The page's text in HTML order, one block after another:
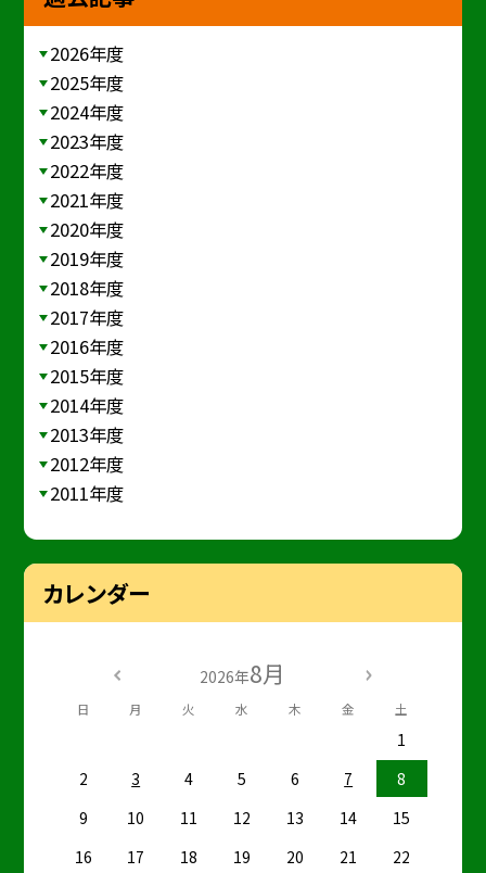
2026年度
2025年度
2024年度
2023年度
2022年度
2021年度
2020年度
2019年度
2018年度
2017年度
2016年度
2015年度
2014年度
2013年度
2012年度
2011年度
カレンダー
2026年8月
日 月 火 水 木 金 土
1
2
3 4 5 6 7
8
9
10 11 12 13 14
15
16
17 18 19 20 21
22